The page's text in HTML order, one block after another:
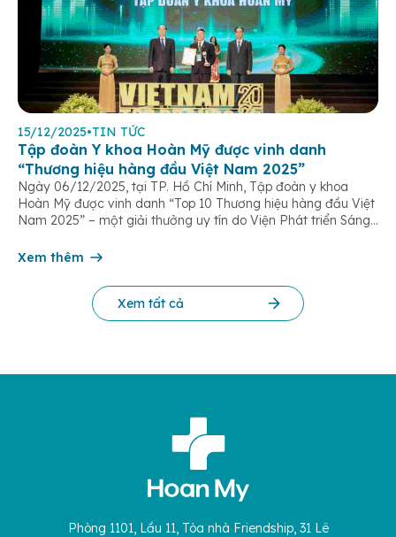
15/12/2025•TIN TỨC
Tập đoàn Y khoa Hoàn Mỹ được vinh danh
“Thương hiệu hàng đầu Việt Nam 2025”
Ngày 06/12/2025, tại TP. Hồ Chí Minh, Tập đoàn y khoa
Hoàn Mỹ được vinh danh “Top 10 Thương hiệu hàng đầu Việt
Nam 2025” – một giải thưởng uy tín do Viện Phát triển Sáng
cứu Phát triển Doanh nghiệp Châu Á […]
Xem thêm
Xem tất cả
Phòng 1101, Lầu 11, Tòa nhà Friendship, 31 Lê